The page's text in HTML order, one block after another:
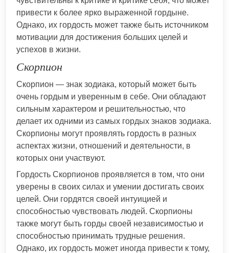
привести к более ярко выраженной гордыне.
Однако, их гордость может также быть источником
мотивации для достижения больших целей и
успехов в жизни.
Скорпион
Скорпион — знак зодиака, который может быть
очень гордым и уверенным в себе. Они обладают
сильным характером и решительностью, что
делает их одними из самых гордых знаков зодиака.
Скорпионы могут проявлять гордость в разных
аспектах жизни, отношений и деятельности, в
которых они участвуют.
Гордость Скорпионов проявляется в том, что они
уверены в своих силах и умении достигать своих
целей. Они гордятся своей интуицией и
способностью чувствовать людей. Скорпионы
также могут быть горды своей независимостью и
способностью принимать трудные решения.
Однако, их гордость может иногда привести к тому,